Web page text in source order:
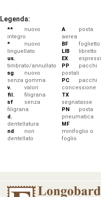
Legenda:
**
nuovo
integro
*
nuovo
linguellato
us.
timbrato/annullato
sg
nuovo
senza gomma
v.
valori
fil.
filigrana
sf
senza
filigrana
d.
dentellatura
nd
non
dentellato
A
posta
aerea
BF
foglietto
LIB
libretto
EX
espressi
PP
pacchi
postali
PC
pacchi
concessione
TX
segnatasse
PN
posta
pneumatica
MF
minifoglio o
foglio